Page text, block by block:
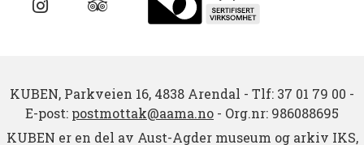
KUBEN, Parkveien 16, 4838 Arendal - Tlf: 37 01 79 00 -
E-post: postmottak@aama.no - Org.nr: 986088695
KUBEN er en del av Aust-Agder museum og arkiv IKS,